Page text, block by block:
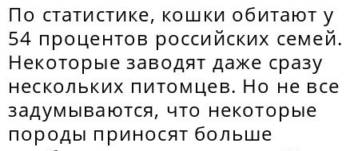
По статистике, кошки обитают у
54 процентов российских семей.
Некоторые заводят даже сразу
нескольких питомцев. Но не все
задумываются, что некоторые
породы приносят больше